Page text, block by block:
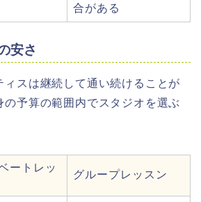
合がある
安さ
ィスは継続して通い続けることが
の予算の範囲内でスタジオを選ぶ
ートレッ
グループレッスン